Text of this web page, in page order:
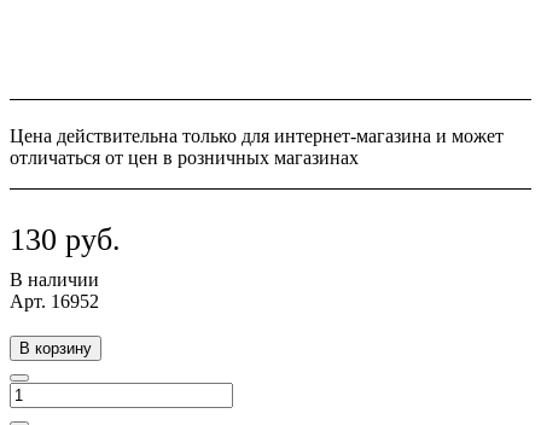
Цена действительна только для интернет-магазина и может
отличаться от цен в розничных магазинах
130 руб.
В наличии
Арт. 16952
В корзину